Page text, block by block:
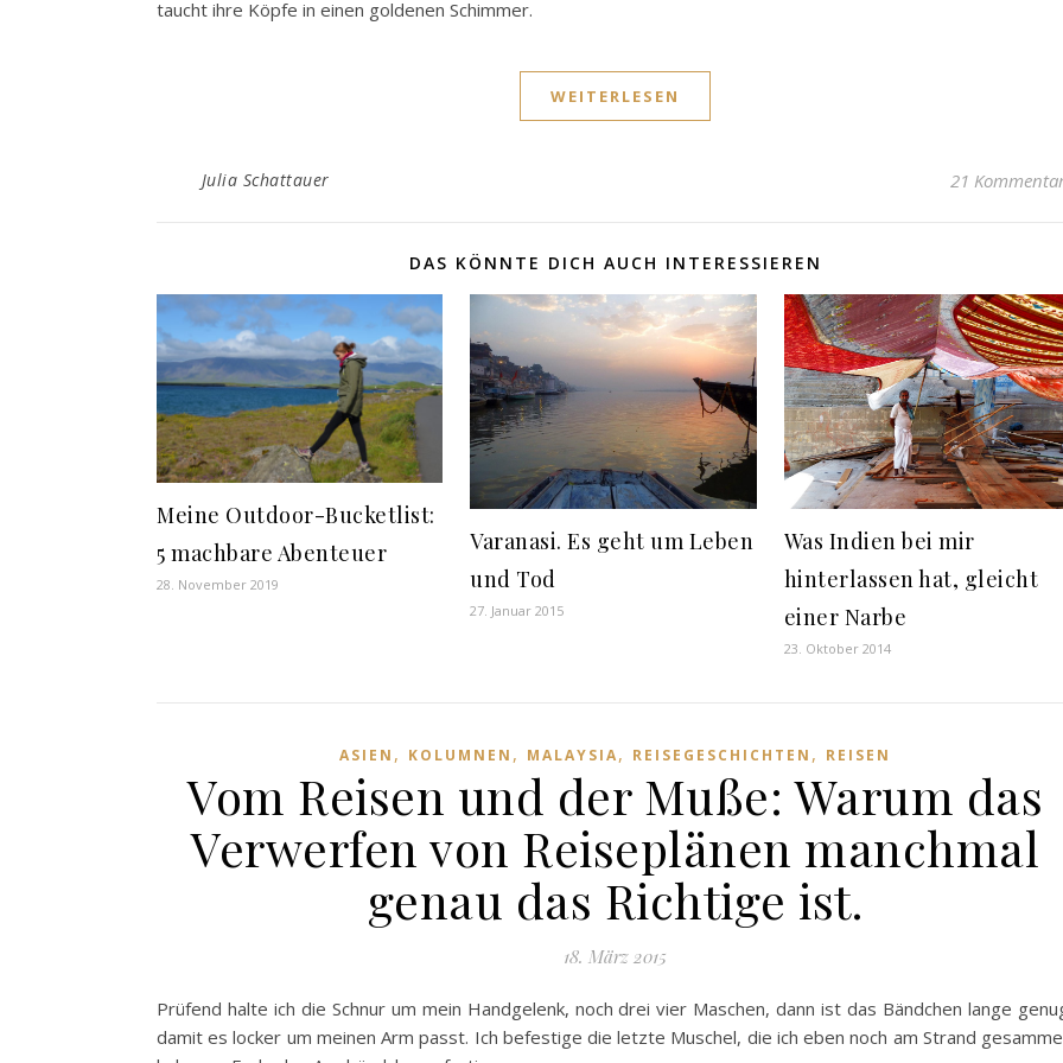
taucht ihre Köpfe in einen goldenen Schimmer.
WEITERLESEN
Julia Schattauer 21
DAS KÖNNTE DICH AUCH INTERESSIEREN
Meine Outdoor-Bucketlist:
5 machbare Abenteuer
28. November 2019
Varanasi. Es geht um Leben
und Tod
27. Januar 2015
Was Indien bei mir
hinterlassen hat, gleicht
einer Narbe
23. Oktober 2014
ASIEN , KOLUMNEN , MALAYSIA, REISEGESCHICHTEN , REISEN
Vom Reisen und der Muße: Warum das
Verwerfen von Reiseplänen manchmal
genau das Richtige ist.
18. März 2015
Prüfend halte ich die Schnur um mein Handgelenk, noch drei vier Maschen, dann ist das Bändchen lange
damit es locker um meinen Arm passt. Ich befestige die letzte Muschel, die ich eben noch am Strand